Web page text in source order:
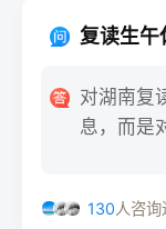
复读生
对湖南复
息，而是
130人咨询